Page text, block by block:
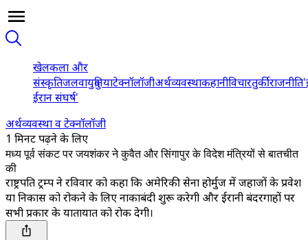
खेलकला और
संस्कृतिजलवायुदुनियाटेक्नॉलॉजीअर्थव्यवस्थाकहानीविचारतुर्कीराजनीति
ईरान संघर्ष'
अर्थव्यवस्था व टेक्नॉलॉजी
1 मिनट पढ़ने के लिए
मध्य पूर्व संकट पर जयशंकर ने कुवैत और सिंगापुर के विदेश मंत्रियों से बातचीत
की
राष्ट्रपति ट्रम्प ने रविवार को कहा कि अमेरिकी सेना होर्मुज में जहाजों के प्रवेश
या निकास को रोकने के लिए नाकाबंदी शुरू करेगी और ईरानी बंदरगाहों पर
सभी प्रकार के यातायात को रोक देगी।